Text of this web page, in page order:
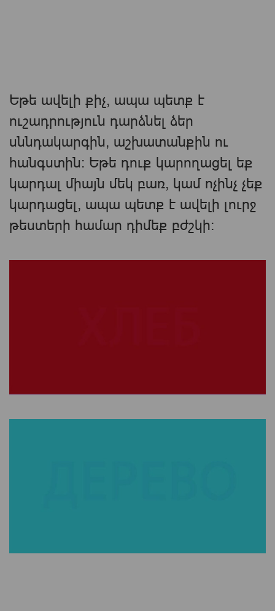
Եթե ​​ավելի քիչ, ապա պետք է
ուշադրություն դարձնել ձեր
սննդակարգին, աշխատանքին ու
հանգստին։ Եթե ​​դուք կարողացել եք
կարդալ միայն մեկ բառ, կամ ոչինչ չեք
կարդացել, ապա պետք է ավելի լուրջ
թեստերի համար դիմեք բժշկի: